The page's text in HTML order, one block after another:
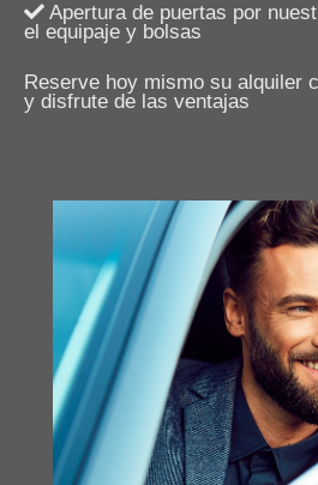
Apertura de puertas por
el equipaje y bolsas
Reserve hoy mismo su alquiler
y disfrute de las ventajas